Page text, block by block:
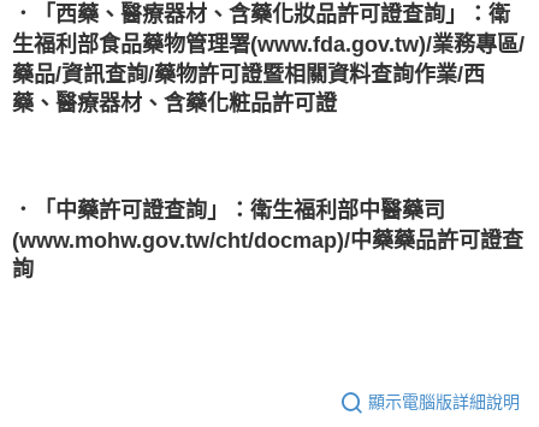
．「西藥、醫療器材、含藥化妝品許可證查詢」：衛
生福利部食品藥物管理署(www.fda.gov.tw)/業務專區/
藥品/資訊查詢/藥物許可證暨相關資料查詢作業/西
藥、醫療器材、含藥化粧品許可證
．「中藥許可證查詢」：衛生福利部中醫藥司
(www.mohw.gov.tw/cht/docmap)/中藥藥品許可證查
詢
顯示電腦版詳細說明